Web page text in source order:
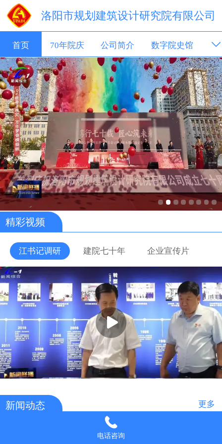
洛阳市规划建筑设计研究院有限公司
首页 70年院庆 公司简介 数字院史馆
新闻动态 成果展示 招聘信息 科技转移
精彩视频
江书记调研 建院七十年 企业宣传片
新闻动态 更多
电话咨询